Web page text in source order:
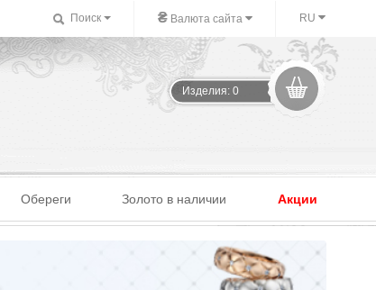
Поиск ₴ Валюта сайта RU
Изделия: 0
Обереги Золото в наличии Акции